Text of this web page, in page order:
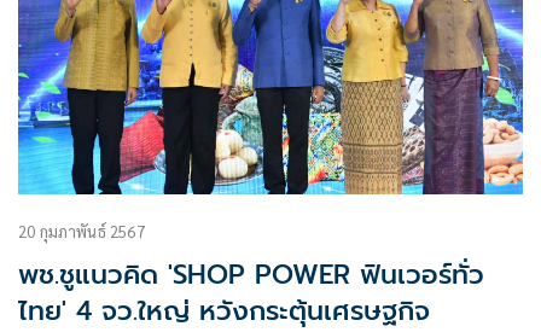
20 กุมภาพันธ์ 2567
พช.ชูแนวคิด 'SHOP POWER ฟินเวอร์ทั่ว
ไทย' 4 จว.ใหญ่ หวังกระตุ้นเศรษฐกิจ